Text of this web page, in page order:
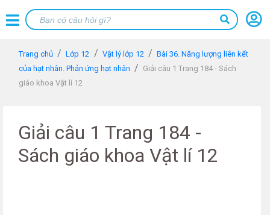
Trang chủ Lớp 12 Vật lý lớp 12
Bài 36. Năng lượng liên kết
của hạt nhân. Phản ứng hạt nhân
Giải câu 1 Trang 184 - Sách
giáo khoa Vật lí 12
Giải câu 1 Trang 184 -
Sách giáo khoa Vật lí 12